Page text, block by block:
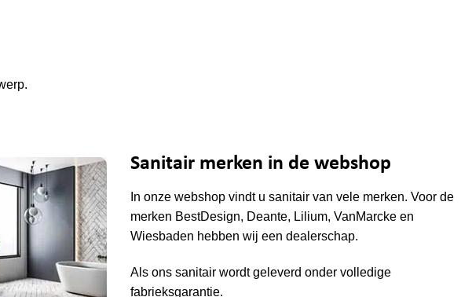
Sanitair merken in de webshop
In onze webshop vindt u sanitair van vele merken. Voor de
merken BestDesign, Deante, Lilium,VanMarcke en
Wiesbaden hebben wij een dealerschap.
Als ons sanitair wordt geleverd onder volledige
fabrieksgarantie.